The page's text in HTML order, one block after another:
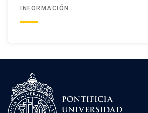
INFORMACIÓN